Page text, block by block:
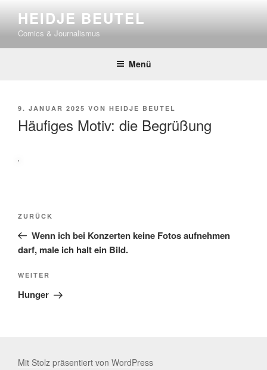
springen
HEIDJE BEUTEL
Comics & Journalismus
Menü
VERÖFFENTLICHT
9. JANUAR 2025 VON HEIDJE BEUTEL
Häufiges Motiv: die Begrüßung
Beitragsnavigation
Vorheriger
Beitrag
ZURÜCK
Wenn ich bei Konzerten keine Fotos aufnehmen
darf, male ich halt ein Bild.
Nächster
Beitrag
WEITER
Hunger
Mit Stolz präsentiert von WordPress